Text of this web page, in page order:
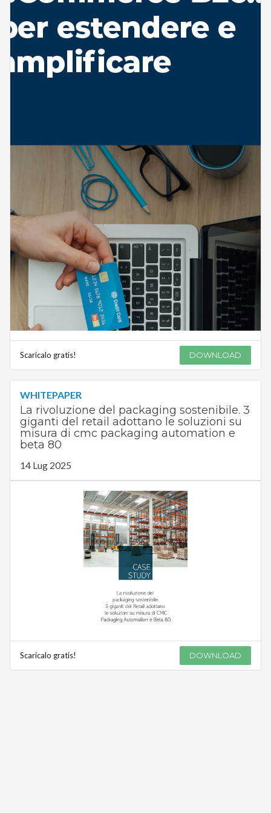
Scaricalo gratis! DOWNLOAD
WHITEPAPER
La rivoluzione del packaging sostenibile. 3
giganti del retail adottano le soluzioni su
misura di cmc packaging automation e
beta 80
14 Lug 2025
Scaricalo gratis! DOWNLOAD